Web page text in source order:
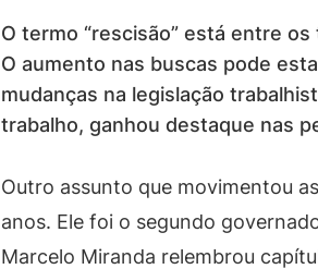
O termo “rescisão” está entre
O aumento nas buscas pode
mudanças na legislação
trabalho, ganhou destaque nas
Outro assunto que movimentou
anos. Ele foi o segundo
Marcelo Miranda relembrou